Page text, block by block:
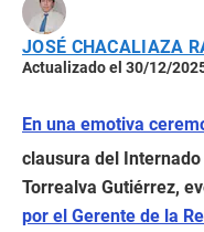
JOSÉ CHACALIAZA
Actualizado el 30/12/
En una emotiva
clausura del
Torrealva Gutiérrez,
por el Gerente de la